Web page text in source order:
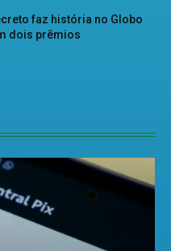
faz história no Globo
dois prêmios